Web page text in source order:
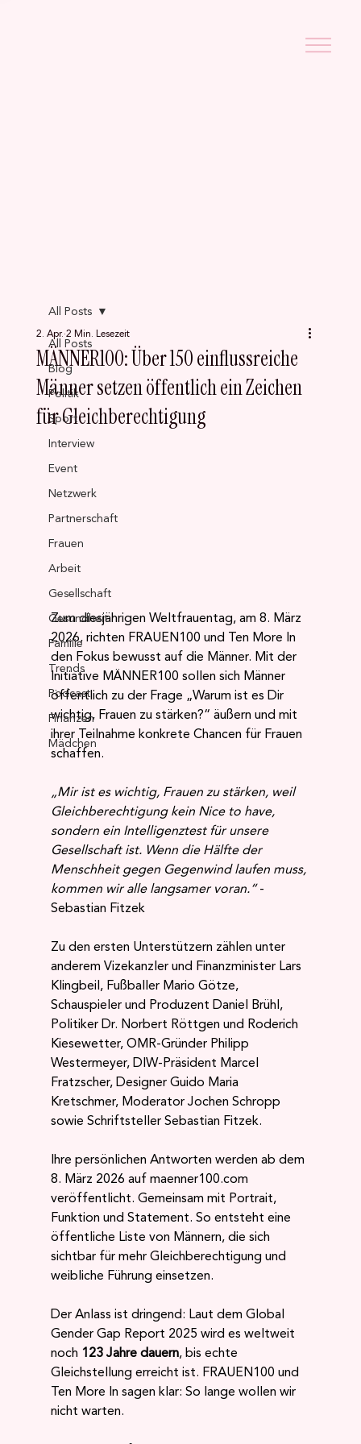
All Posts
Blog
Politik
Sport
Interview
Event
Netzwerk
Partnerschaft
Frauen
Arbeit
Gesellschaft
Gesundheit
Familie
Trends
Podcast
Finanzen
Mädchen
All Posts
MÄNNER100: Über 150 einflussreiche
Männer setzen öffentlich ein Zeichen
für Gleichberechtigung
2. Apr. 2 Min. Lesezeit
Zum diesjährigen Weltfrauentag, am 8. März
2026, richten FRAUEN100 und Ten More In
den Fokus bewusst auf die Männer. Mit der
Initiative MÄNNER100 sollen sich Männer
öffentlich zu der Frage „Warum ist es Dir
wichtig, Frauen zu stärken?“ äußern und mit
ihrer Teilnahme konkrete Chancen für Frauen
schaffen.
„Mir ist es wichtig, Frauen zu stärken, weil
Gleichberechtigung kein Nice to have,
sondern ein Intelligenztest für unsere
Gesellschaft ist. Wenn die Hälfte der
Menschheit gegen Gegenwind laufen muss,
kommen wir alle langsamer voran.“ -
Sebastian Fitzek
Zu den ersten Unterstützern zählen unter
anderem Vizekanzler und Finanzminister Lars
Klingbeil, Fußballer Mario Götze,
Schauspieler und Produzent Daniel Brühl,
Politiker Dr. Norbert Röttgen und Roderich
Kiesewetter, OMR-Gründer Philipp
Westermeyer, DIW-Präsident Marcel
Fratzscher, Designer Guido Maria
Kretschmer, Moderator Jochen Schropp
sowie Schriftsteller Sebastian Fitzek.
Ihre persönlichen Antworten werden ab dem
8. März 2026 auf maenner100.com
veröffentlicht. Gemeinsam mit Portrait,
Funktion und Statement. So entsteht eine
öffentliche Liste von Männern, die sich
sichtbar für mehr Gleichberechtigung und
weibliche Führung einsetzen.
Der Anlass ist dringend: Laut dem Global
Gender Gap Report 2025 wird es weltweit
noch 123 Jahre dauern, bis echte
Gleichstellung erreicht ist. FRAUEN100 und
Ten More In sagen klar: So lange wollen wir
nicht warten.